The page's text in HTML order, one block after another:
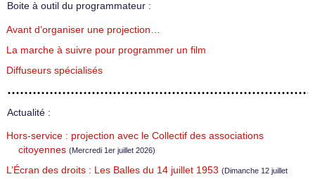
Boite à outil du programmateur :
Avant d’organiser une projection…
La marche à suivre pour programmer un film
Diffuseurs spécialisés
Actualité :
Hors-service : projection avec le Collectif des associations
citoyennes (Mercredi 1er juillet 2026)
L’Écran des droits : Les Balles du 14 juillet 1953 (Dimanche 12 juillet